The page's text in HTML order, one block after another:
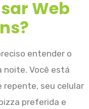
Web
entender o
noite. Você está
repente, seu celular
preferida e